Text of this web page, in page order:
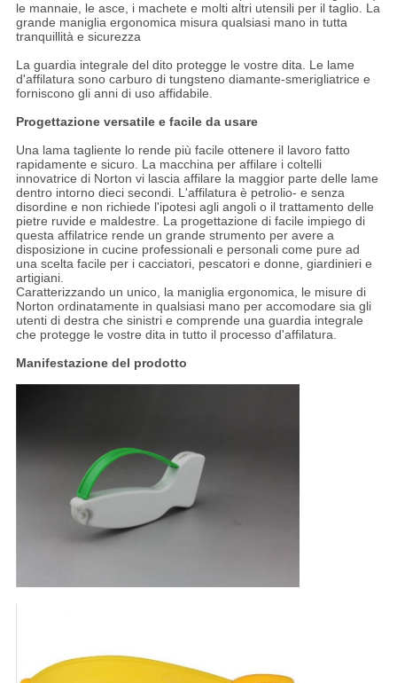
le mannaie, le asce, i machete e molti altri utensili per il taglio. La
grande maniglia ergonomica misura qualsiasi mano in tutta
tranquillità e sicurezza
La guardia integrale del dito protegge le vostre dita. Le lame
d'affilatura sono carburo di tungsteno diamante-smerigliatrice e
forniscono gli anni di uso affidabile.
Progettazione versatile e facile da usare
Una lama tagliente lo rende più facile ottenere il lavoro fatto
rapidamente e sicuro. La macchina per affilare i coltelli
innovatrice di Norton vi lascia affilare la maggior parte delle lame
dentro intorno dieci secondi. L'affilatura è petrolio- e senza
disordine e non richiede l'ipotesi agli angoli o il trattamento delle
pietre ruvide e maldestre. La progettazione di facile impiego di
questa affilatrice rende un grande strumento per avere a
disposizione in cucine professionali e personali come pure ad
una scelta facile per i cacciatori, pescatori e donne, giardinieri e
artigiani.
Caratterizzando un unico, la maniglia ergonomica, le misure di
Norton ordinatamente in qualsiasi mano per accomodare sia gli
utenti di destra che sinistri e comprende una guardia integrale
che protegge le vostre dita in tutto il processo d'affilatura.
Manifestazione del prodotto